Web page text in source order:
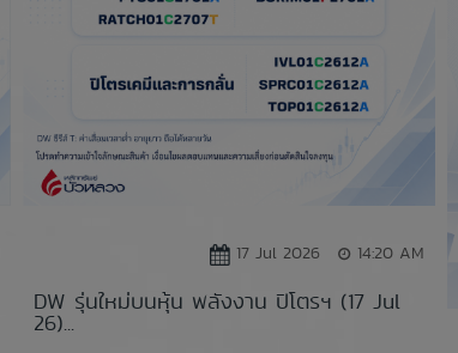
17 Jul 2026 14:20 AM
DW รุ่นใหม่บนหุ้น พลังงาน ปิโตรฯ (17 Jul
26)...